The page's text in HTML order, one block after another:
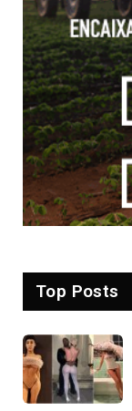
Top Posts